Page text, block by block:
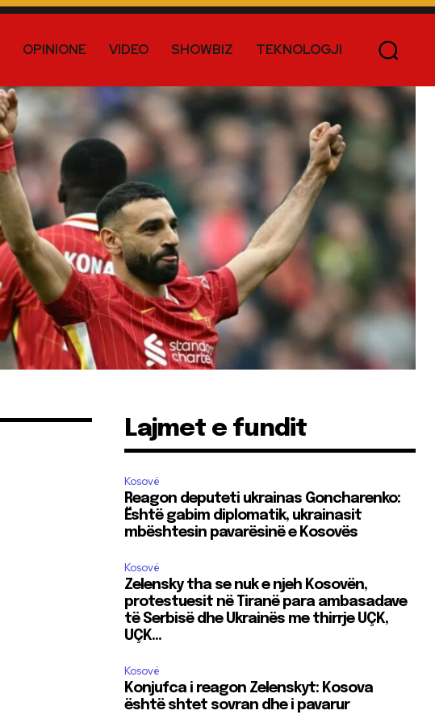
OPINIONE VIDEO SHOWBIZ TEKNOLOGJI
Lajmet e fundit
Kosovë
Reagon deputeti ukrainas Goncharenko:
Është gabim diplomatik, ukrainasit
mbështesin pavarësinë e Kosovës
Kosovë
Zelensky tha se nuk e njeh Kosovën,
protestuesit në Tiranë para ambasadave
të Serbisë dhe Ukrainës me thirrje UÇK,
UÇK…
Kosovë
Konjufca i reagon Zelenskyt: Kosova
është shtet sovran dhe i pavarur